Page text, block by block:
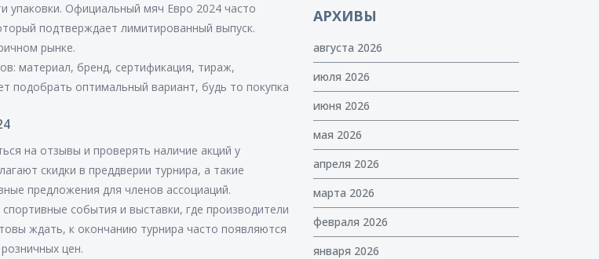
упаковки. Официальный мяч Евро 2024 часто
подтверждает лимитированный выпуск.
рынке.
материал, бренд, сертификация, тираж,
подобрать оптимальный вариант, будь то покупка
на отзывы и проверять наличие акций у
скидки в преддверии турнира, а такие
предложения для членов ассоциаций.
события и выставки, где производители
ждать, к окончанию турнира часто появляются
цен.
АРХИВЫ
августа 2026
июля 2026
июня 2026
мая 2026
апреля 2026
марта 2026
февраля 2026
января 2026